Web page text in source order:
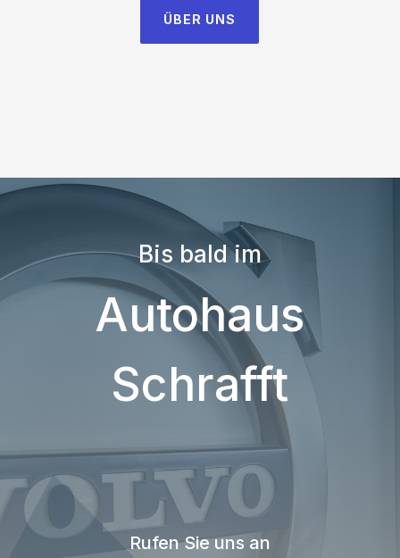
ÜBER UNS
Bis bald im
Autohaus
Schrafft
Rufen Sie uns an